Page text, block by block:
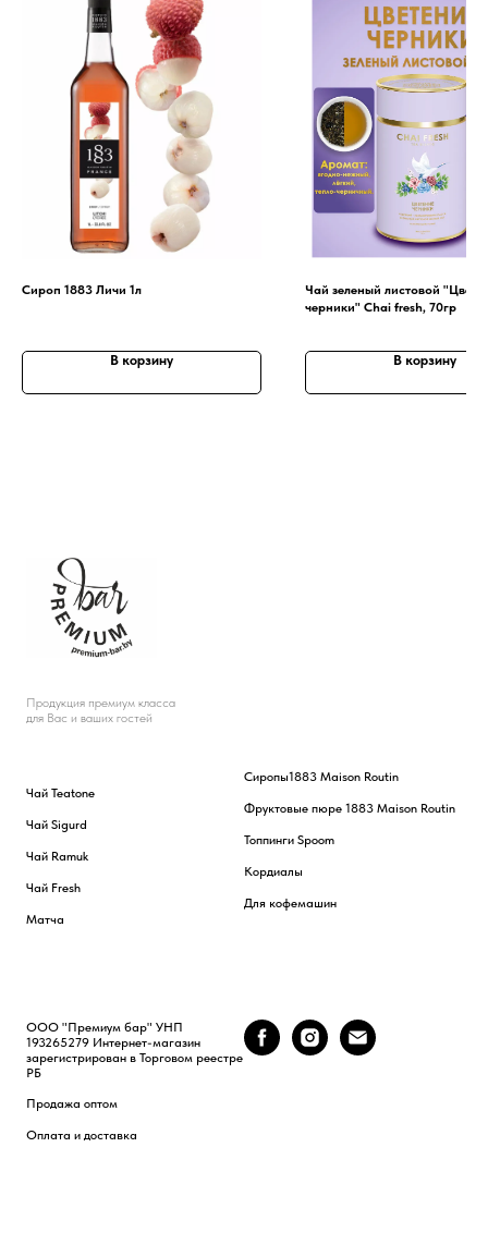
Сироп 1883 Личи 1л
В корзину
Чай зеленый листовой
черники" Chai fresh, 70гр
В корзину
Продукция премиум класса
для Вас и ваших гостей
Чай Teatone
Чай Sigurd
Чай Ramuk
Чай Fresh
Матча
Сиропы1883 Maison Routin
Фруктовые пюре 1883 Maison Routin
Топпинги Spoom
Кордиалы
Для кофемашин
ООО "Премиум бар" УНП
193265279 Интернет-магазин
зарегистрирован в Торговом реестре
РБ
Продажа оптом
Оплата и доставка